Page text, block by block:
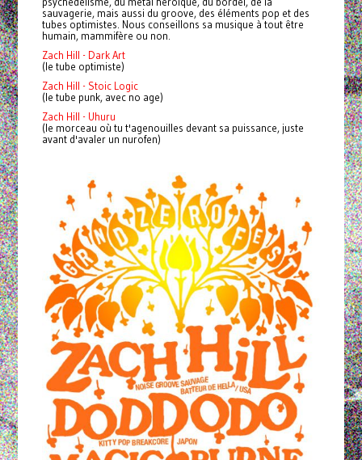
sauvagerie, mais aussi du groove, des éléments pop et des
tubes optimistes. Nous conseillons sa musique à tout être
humain, mammifère ou non.
Zach Hill - Dark Art
(le tube optimiste)
Zach Hill - Stoic Logic
(le tube punk, avec no age)
Zach Hill - Uhuru
(le morceau où tu t'agenouilles devant sa puissance, juste
avant d'avaler un nurofen)